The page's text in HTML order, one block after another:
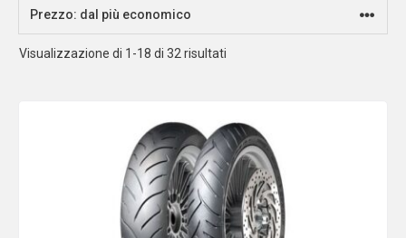
Visualizzazione di 1-18 di 32 risultati